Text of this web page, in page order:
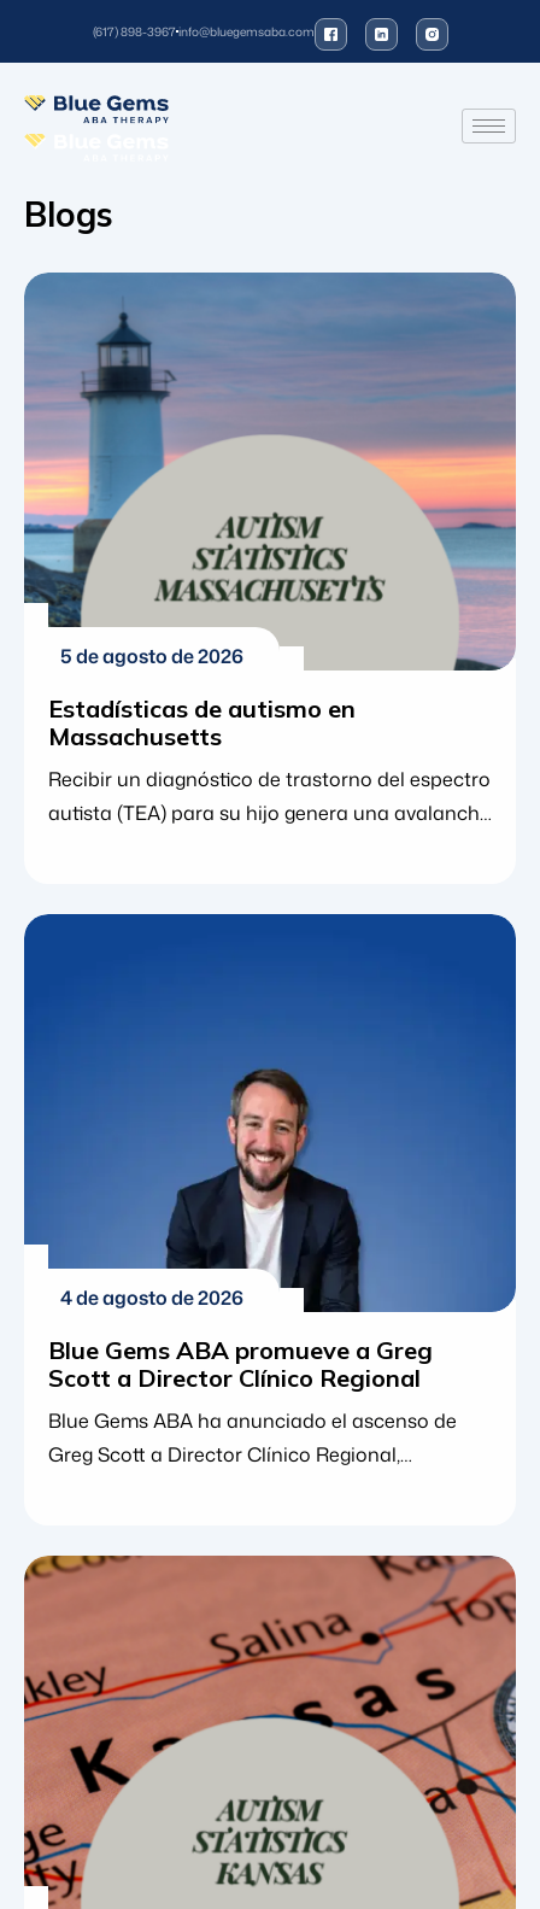
(617) 898-3967info@bluegemsaba.com
Blogs
5 de agosto de 2026
Estadísticas de autismo en
Massachusetts
Recibir un diagnóstico de trastorno del espectro
autista (TEA) para su hijo genera una avalancha
adecuados y comprender a la comunidad en
consistentemente que [...]
4 de agosto de 2026
Blue Gems ABA promueve a Greg
Scott a Director Clínico Regional
Blue Gems ABA ha anunciado el ascenso de
Greg Scott a Director Clínico Regional,
ascenso refleja el crecimiento continuo de Greg
dentro de la organización y la continua
inversión de Blue Gems ABA en el liderazgo
clínico a medida que la organización se
expande. Greg se unió a Blue Gems ABA en
2023 como […]